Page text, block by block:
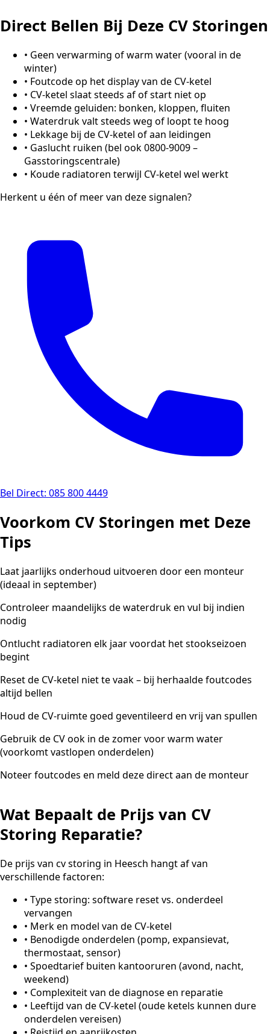
Direct Bellen Bij Deze CV Storingen
• Geen verwarming of warm water (vooral in de
winter)
• Foutcode op het display van de CV-ketel
• CV-ketel slaat steeds af of start niet op
• Vreemde geluiden: bonken, kloppen, fluiten
• Waterdruk valt steeds weg of loopt te hoog
• Lekkage bij de CV-ketel of aan leidingen
• Gaslucht ruiken (bel ook 0800-9009 –
Gasstoringscentrale)
• Koude radiatoren terwijl CV-ketel wel werkt
Herkent u één of meer van deze signalen?
Bel Direct: 085 800 4449
Voorkom CV Storingen met Deze
Tips
Laat jaarlijks onderhoud uitvoeren door een monteur
(ideaal in september)
Controleer maandelijks de waterdruk en vul bij indien
nodig
Ontlucht radiatoren elk jaar voordat het stookseizoen
begint
Reset de CV-ketel niet te vaak – bij herhaalde foutcodes
altijd bellen
Houd de CV-ruimte goed geventileerd en vrij van spullen
Gebruik de CV ook in de zomer voor warm water
(voorkomt vastlopen onderdelen)
Noteer foutcodes en meld deze direct aan de monteur
Wat Bepaalt de Prijs van CV
Storing Reparatie?
De prijs van cv storing in Heesch hangt af van
verschillende factoren:
• Type storing: software reset vs. onderdeel
vervangen
• Merk en model van de CV-ketel
• Benodigde onderdelen (pomp, expansievat,
thermostaat, sensor)
• Spoedtarief buiten kantooruren (avond, nacht,
weekend)
• Complexiteit van de diagnose en reparatie
• Leeftijd van de CV-ketel (oude ketels kunnen dure
onderdelen vereisen)